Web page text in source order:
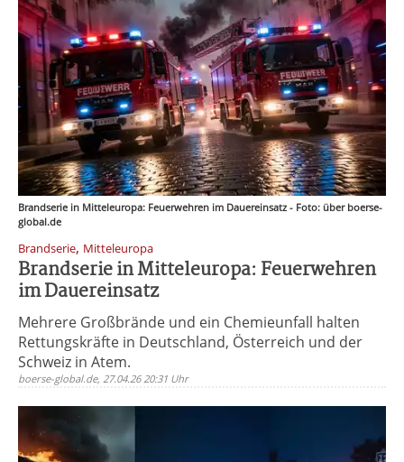
Brandserie in Mitteleuropa: Feuerwehren im Dauereinsatz - Foto: über boerse-
global.de
Brandserie, Mitteleuropa
Brandserie in Mitteleuropa: Feuerwehren
im Dauereinsatz
Mehrere Großbrände und ein Chemieunfall halten
Rettungskräfte in Deutschland, Österreich und der
Schweiz in Atem.
boerse-global.de, 27.04.26 20:31 Uhr